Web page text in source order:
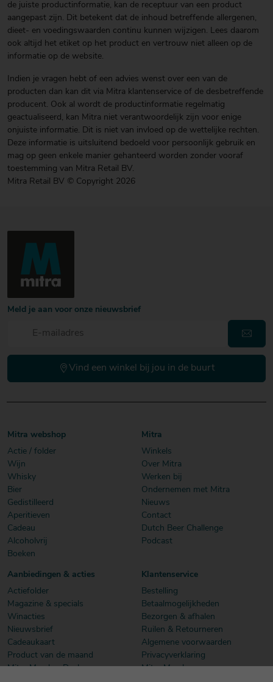
de juiste productinformatie, kan de receptuur van een product
aangepast zijn. Dit betekent dat de inhoud betreffende allergenen,
dieet- en voedingswaarden continu kunnen wijzigen. Lees daarom
ook altijd het etiket op het product en vertrouw niet alleen op de
informatie op de website.
Indien je vragen hebt of een advies wenst over een van de
producten dan kan dit via Mitra klantenservice of de desbetreffende
producent. Ook al wordt de productinformatie regelmatig
geactualiseerd, kan Mitra niet verantwoordelijk zijn voor enige
onjuiste informatie. Dit is niet van invloed op de wettelijke rechten.
Deze informatie is uitsluitend bedoeld voor persoonlijk gebruik en
mag op geen enkele manier gehanteerd worden zonder vooraf
toestemming van Mitra Retail BV.
Mitra Retail BV © Copyright 2026
Meld je aan voor onze nieuwsbrief
Vind een winkel bij jou in de buurt
Mitra webshop
Actie / folder
Wijn
Whisky
Bier
Gedistilleerd
Aperitieven
Cadeau
Alcoholvrij
Boeken
Mitra
Winkels
Over Mitra
Werken bij
Ondernemen met Mitra
Nieuws
Contact
Dutch Beer Challenge
Podcast
Aanbiedingen & acties
Actiefolder
Magazine & specials
Winacties
Nieuwsbrief
Cadeaukaart
Product van de maand
Mitra Member Deals
Klantenservice
Bestelling
Betaalmogelijkheden
Bezorgen & afhalen
Ruilen & Retourneren
Algemene voorwaarden
Privacyverklaring
Mitra Members